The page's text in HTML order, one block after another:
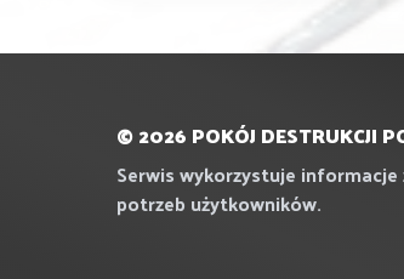
© 2026 POKÓJ DESTRUKCJI
Serwis wykorzystuje
potrzeb użytkowników.